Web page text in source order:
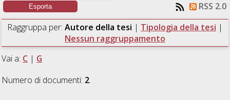
RSS 2.0
Raggruppa per: Autore della tesi | Tipologia della tesi |
Nessun raggruppamento
Vai a: C | G
Numero di documenti: 2.